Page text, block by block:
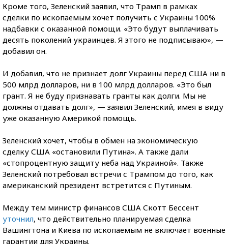
Кроме того, Зеленский заявил, что Трамп в рамках
сделки по ископаемым хочет получить с Украины 100%
надбавки с оказанной помощи. «Это будут выплачивать
десять поколений украинцев. Я этого не подписываю», —
добавил он.
И добавил, что не признает долг Украины перед США ни в
500 млрд долларов, ни в 100 млрд долларов. «Это был
грант. Я не буду признавать гранты как долги. Мы не
должны отдавать долг», — заявил Зеленский, имея в виду
уже оказанную Америкой помощь.
Зеленский хочет, чтобы в обмен на экономическую
сделку США «остановили Путина». А также дали
«стопроцентную защиту неба над Украиной». Также
Зеленский потребовал встречи с Трампом до того, как
американский президент встретится с Путиным.
Между тем министр финансов США Скотт Бессент
уточнил, что действительно планируемая сделка
Вашингтона и Киева по ископаемым не включает военные
гарантии для Украины.